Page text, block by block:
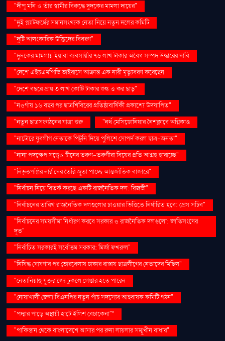
"দীপু মনি ও তাঁর স্বামীর বিরুদ্ধে দুদকের মামলা দায়ের"
"দুই প্ল্যাটফর্মের সমানসংখ্যক নেতা নিয়ে নতুন দলের কমিটি
"দুটি আলংকারিক উদ্ভিদের বিবরণ"
"দুদকের মামলায় ইয়াবা ব্যবসায়ীর ৭৬ লাখ টাকার অবৈধ সম্পদ উদ্ধারের দাবি
"দেশে এইচএমপিভি ভাইরাসে আক্রান্ত এক নারী মৃত্যুবরণ করেছেন
"দেশে বছরে প্রায় ৩ লাখ কোটি টাকার শুল্ক ও কর ছাড়"
"নওগাঁয় ১৬ বছর পর ছাত্রশিবিরের প্রতিষ্ঠাবার্ষিকী প্রকাশ্যে উদযাপিত"
"নতুন ছাত্রসংগঠনের যাত্রা শুরু
"নর্থ মেসিডোনিয়ার নৈশক্লাবে অগ্নিকাণ্ড
"নাটোরে যুবলীগ নেতাকে পিটুনি দিয়ে পুলিশে সোপর্দ করল ছাত্র-জনতা"
"নানা পদক্ষেপ সত্ত্বেও চীনের তরুণ-তরুণীরা বিয়ের প্রতি আগ্রহ হারাচ্ছে"
"নিভৃতপল্লির নারীদের তৈরি জুতা পাচ্ছে আন্তর্জাতিক বাজারে"
"নির্বাচন নিয়ে বিতর্ক করছে একটি রাজনৈতিক দল: রিজভী"
"নির্বাচনের তারিখ রাজনৈতিক দলগুলোর চাওয়ার ভিত্তিতে নির্ধারিত হবে: প্রেস সচিব"
"নির্বাচনের সময়সীমা নির্ধারণ করবে সরকার ও রাজনৈতিক দলগুলো: জাতিসংঘের
দূত"
"নির্বাচিত সরকারই সর্বোত্তম সরকার: মির্জা ফখরুল"
"নিষিদ্ধ ঘোষণার পর ভোরবেলায় ঢাকার রাস্তায় ছাত্রলীগের নেতাদের মিছিল"
"নেতানিয়াহু যুক্তরাজ্যে ঢুকলে গ্রেপ্তার হতে পারেন
"নোয়াখালী জেলা বিএনপির নতুন পাঁচ সদস্যের আহ্বায়ক কমিটি গঠন"
"পদ্মার পাড়ে অস্থায়ী হাটে ইলিশ বেচাকেনা"''
"পাকিস্তান থেকে বাংলাদেশে আসার পর রুনা লায়লার সম্মুখীন বাধার"